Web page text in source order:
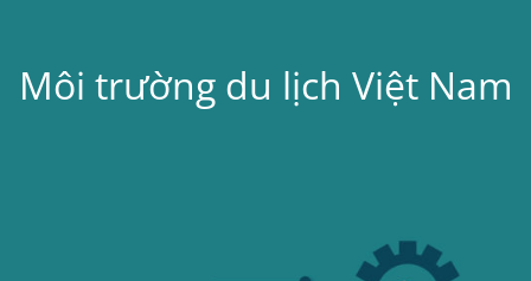
Môi trường du lịch Việt Nam